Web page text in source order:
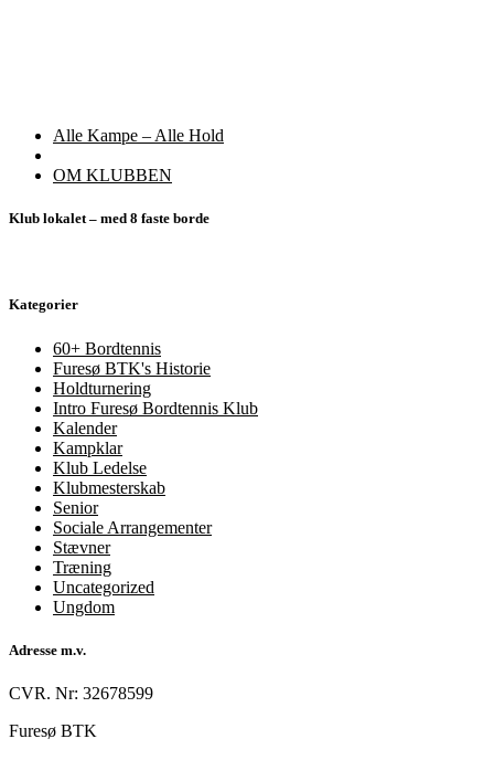
Indlæg
navigation
Forrige
Alle Kampe – Alle Hold
til
Næste
OM KLUBBEN
Klub lokalet – med 8 faste borde
Kategorier
60+ Bordtennis
Furesø BTK's Historie
Holdturnering
Intro Furesø Bordtennis Klub
Kalender
Kampklar
Klub Ledelse
Klubmesterskab
Senior
Sociale Arrangementer
Stævner
Træning
Uncategorized
Ungdom
Adresse m.v.
CVR. Nr: 32678599
Furesø BTK